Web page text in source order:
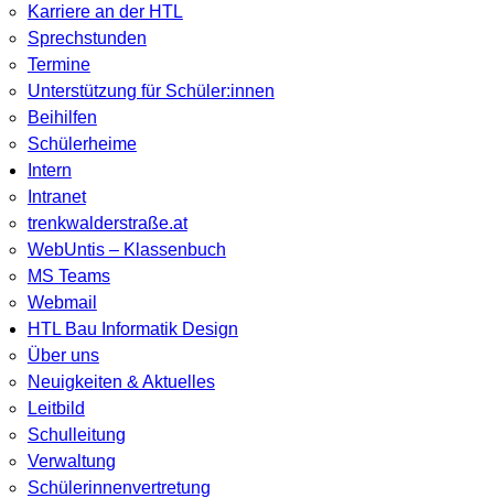
Karriere an der HTL
Sprechstunden
Termine
Unterstützung für Schüler:innen
Beihilfen
Schülerheime
Intern
Intranet
trenkwalderstraße.at
WebUntis – Klassenbuch
MS Teams
Webmail
HTL Bau Informatik Design
Über uns
Neuigkeiten & Aktuelles
Leitbild
Schulleitung
Verwaltung
Schülerinnenvertretung